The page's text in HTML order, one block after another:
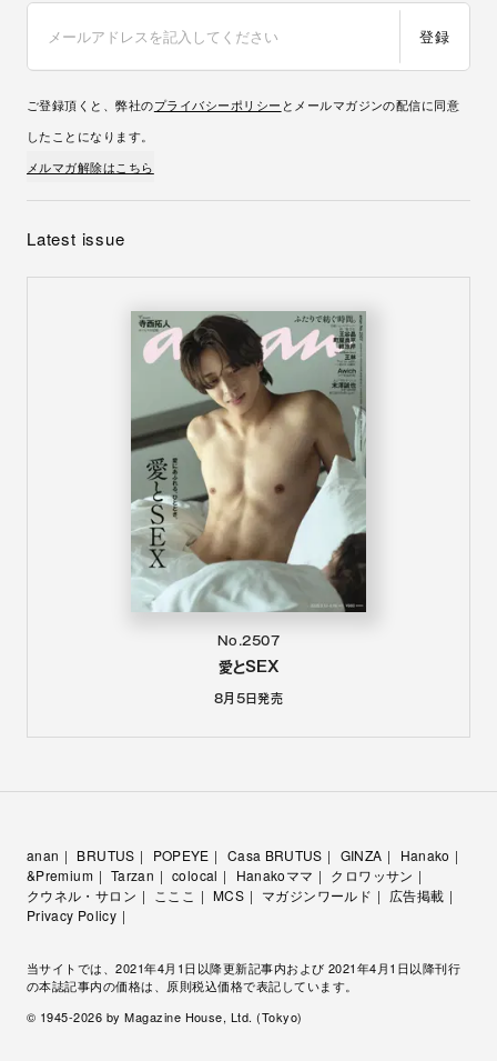
登録
ご登録頂くと、弊社のプライバシーポリシー とメールマガジンの配信に同意
したことになります。
メルマガ解除はこちら
Latest issue
No.2507
愛とSEX
8月5日発売
anan BRUTUS POPEYE Casa BRUTUS GINZA
Hanako
&Premium
Tarzan colocal Hanakoママ
クロワッサン
クウネル・サロン
こここ MCS マガジンワールド
広告掲載
Privacy Policy
当サイトでは、2021年4月1日以降更新記事内および 2021年4月1日以降刊行
の本誌記事内の価格は、原則税込価格で表記しています。
© 1945-2026 by Magazine House, Ltd. (Tokyo)